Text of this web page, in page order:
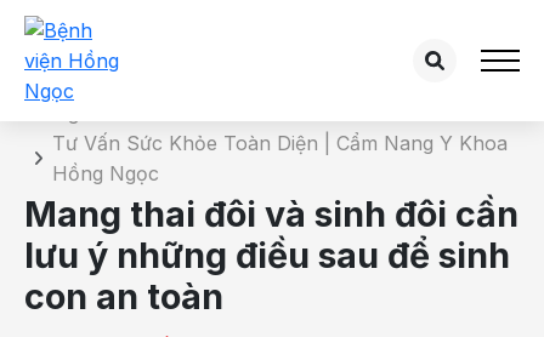
Chi tiết bài tư vấn
Tư Vấn Sức Khỏe Toàn Diện | Cẩm Nang Y Khoa
Hồng Ngọc
Mang thai đôi và sinh đôi cần
lưu ý những điều sau để sinh
con an toàn